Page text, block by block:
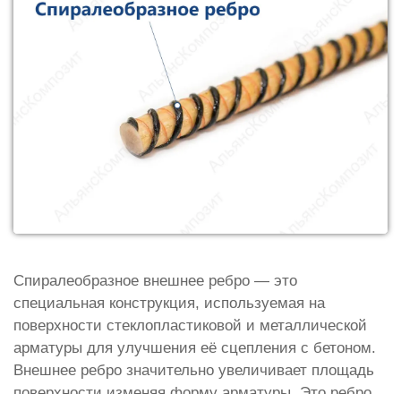
Спиралеобразное внешнее ребро — это
специальная конструкция, используемая на
поверхности стеклопластиковой и металлической
арматуры для улучшения её сцепления с бетоном.
Внешнее ребро значительно увеличивает площадь